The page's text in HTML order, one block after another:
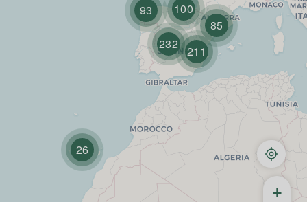
232
85
211
93 100
26
+